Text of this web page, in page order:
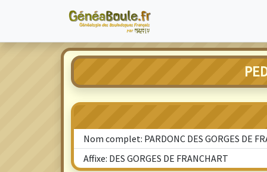
Nom complet: PARDONC DES GORGES DE
Affixe: DES GORGES DE FRANCHART